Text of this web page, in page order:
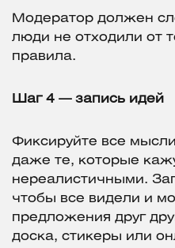
Модератор должен
люди не отходили от
правила.
Шаг 4 — запись идей
Фиксируйте все
даже те, которые
нереалистичными.
чтобы все видели и
предложения друг
доска, стикеры или